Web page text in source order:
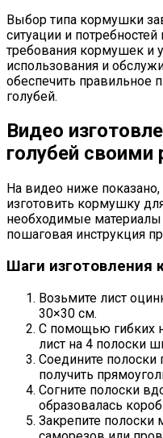
Выбор типа кормушки
ситуации и
требования кормушек и
использования и
обеспечить правильное
голубей.
Видео
голубей своими
На видео ниже
изготовить кормушку
необходимые
пошаговая инструкция
Шаги изготовления
Возьмите лист
30×30 см.
С помощью гибких
лист на 4 полоски
Соедините
получить
Согните полоски
образовалась
Закрепите